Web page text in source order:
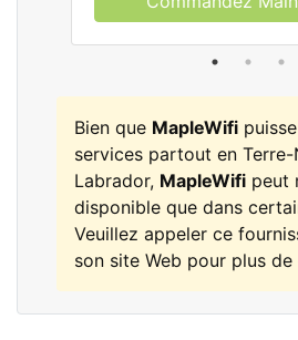
Bien que MapleWifi
services partout en
Labrador, MapleWifi peut
disponible que dans
Veuillez appeler ce
son site Web pour plus de